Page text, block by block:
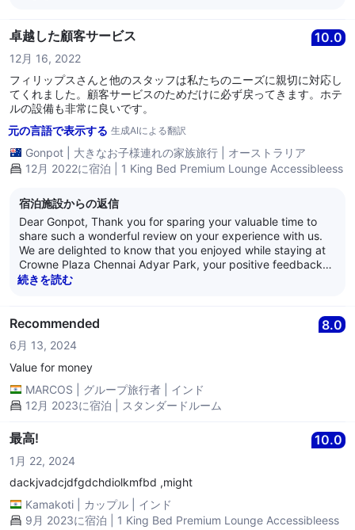
always. Your mention of our team members is immensely
valued and we shall communicate your kind feedback to the
team who shall be immensely delighted to hear of the same.
We would once again like to thank you for the review and we
look forward to welcome you soon again at the Crowne Plaza
Chennai Adyar Park. Best Regards, Anand Nair General
卓越した顧客サービス 10.0
12月 16, 2022
フィリップスさんと他のスタッフは私たちのニーズに親切に対応し
てくれました。顧客サービスのためだけに必ず戻ってきます。ホテ
ルの設備も非常に良いです。
元の言語で表示する 生成AIによる翻訳
Gonpot 大きなお子様連れの家族旅行
オーストラリア
12月 2022に宿泊 | 1 King Bed Premium Lounge Accessibleess
宿泊施設からの返信
Dear Gonpot, Thank you for sparing your valuable time to
share such a wonderful review on your experience with us.
We are delighted to know that you enjoyed while staying at
Crowne Plaza Chennai Adyar Park, your positive feedback
will act as source of inspiration for us. Your kind words
always. Your mention of our team members is immensely
valued and we shall communicate your kind feedback to the
team who shall be immensely delighted to hear of the same.
We would once again like to thank you for the review and we
look forward to welcome you soon again at the Crowne Plaza
Chennai Adyar Park. Best Regards, Anand Nair General
Manager Crowne Plaza Chennai Adyar Park
続きを読む
Recommended 8.0
6月 13, 2024
Value for money
MARCOS
グループ旅行者
インド
12月 2023に宿泊 | スタンダードルーム
最高! 10.0
1月 22, 2024
dackjvadcjdfgdchdiolkmfbd ,might
Kamakoti
カップル
インド
9月 2023に宿泊 | 1 King Bed Premium Lounge Accessibleess